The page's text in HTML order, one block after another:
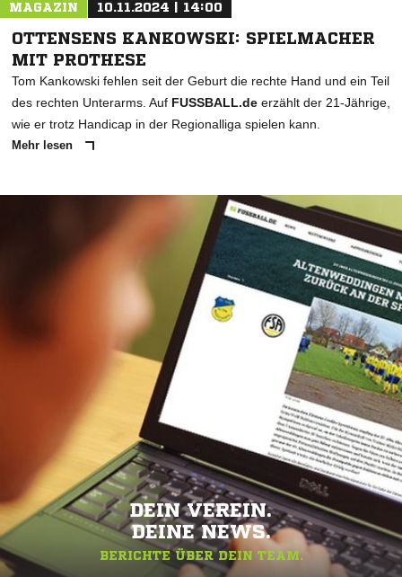
MAGAZIN 10.11.2024 | 14:00
OTTENSENS KANKOWSKI: SPIELMACHER
MIT PROTHESE
Tom Kankowski fehlen seit der Geburt die rechte Hand und ein Teil
des rechten Unterarms. Auf FUSSBALL.de erzählt der 21-Jährige,
wie er trotz Handicap in der Regionalliga spielen kann.
Mehr lesen
DEIN VEREIN.
DEINE NEWS.
BERICHTE ÜBER DEIN TEAM.